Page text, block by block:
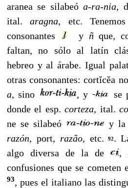
aranea se silabeóa-ra-nia,
ital.aragna, etc.
consonantes
yñque,
faltan, no sólo al latín
hebreo y al árabe. Igual
otras consonantes: cortĭcĕa
a,sino ,y se
donde el esp.corteza, ital.
ne se silabeó
y la
razón, port, razão, etc. 92.
algo diversa de la de
,
confusiones que se
93, pues el italiano las